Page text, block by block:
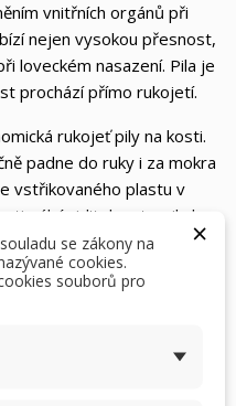
vnitřních orgánů při
nejen vysokou přesnost,
loveckém nasazení. Pila je
prochází přímo rukojetí.
rukojeť pily na kosti.
padne do ruky i za mokra
vstřikovaného plastu v
viditelnost - pilu lze
nepřehledném terénu.
pouzdrem s poutkem na
máte v ruce nástroj, který
a funkčním designem,
×
se zákony na
cookies.
souborů pro